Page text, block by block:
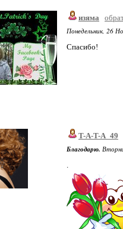
изяма
Понедельник, 26
Спасибо!
T-A-T-A_49
Благодарю.
.